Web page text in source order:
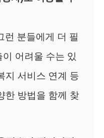
런 분들에게 더 필
어려울 수는 있
지 서비스 연계 등
한 방법을 함께 찾